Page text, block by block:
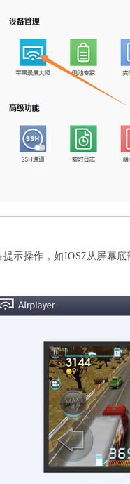
示操作，如IOS7从屏幕底